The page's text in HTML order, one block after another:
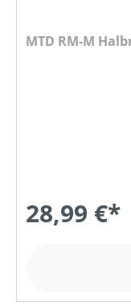
MTD RM-M
28,99 €*